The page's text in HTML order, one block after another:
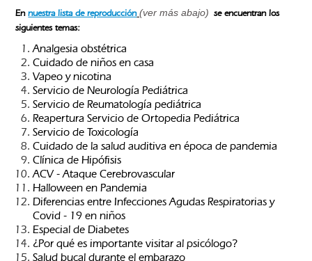
Ennuestra lista de reproducción (ver más abajo) se encuentran los
siguientes temas:
Analgesia obstétrica
Cuidado de niños en casa
Vapeo y nicotina
Servicio de Neurología Pediátrica
Servicio de Reumatología pediátrica
Reapertura Servicio de Ortopedia Pediátrica
Servicio de Toxicología
Cuidado de la salud auditiva en época de pandemia
Clínica de Hipófisis
ACV - Ataque Cerebrovascular
Halloween en Pandemia
Diferencias entre Infecciones Agudas Respiratorias y
Covid - 19 en niños
Especial de Diabetes
¿Por qué es importante visitar al psicólogo?
Salud bucal durante el embarazo